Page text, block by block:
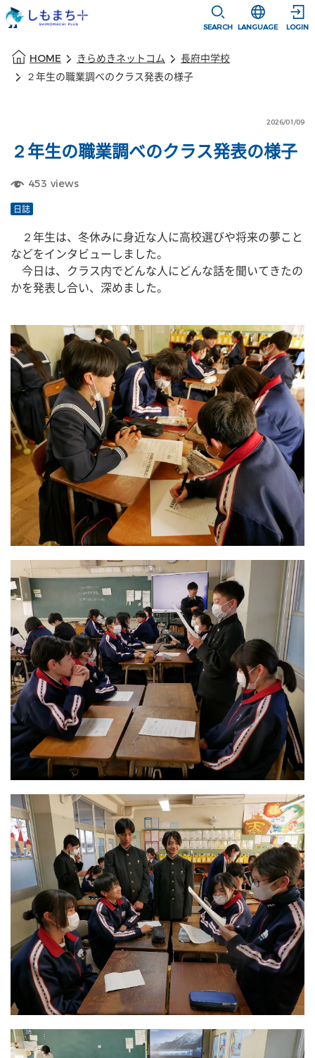
SEARCH
選択すると言
LANGUAGE LOGIN
HOME きらめきネットコム
長府中学校
２年生の職業調べのクラス発表の様子
2026/01/09
２年生の職業調べのクラス発表の様子
453 views
日誌
２年生は、冬休みに身近な人に高校選びや将来の夢こと
などをインタビューしました。
今日は、クラス内でどんな人にどんな話を聞いてきたの
かを発表し合い、深めました。